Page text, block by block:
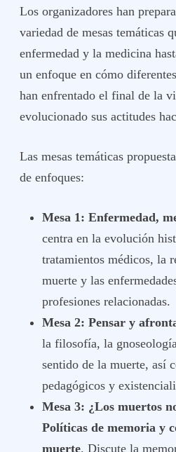
Los organizadores han
variedad de mesas temáticas
enfermedad y la medicina
un enfoque en cómo
han enfrentado el final de la
evolucionado sus actitudes
Las mesas temáticas
de enfoques:
Mesa 1: Enfermedad,
centra en la evolución
tratamientos médicos, la
muerte y las
profesiones relacionadas.
Mesa 2: Pensar y
la filosofía, la
sentido de la muerte, así
pedagógicos y
Mesa 3: ¿Los muertos
Políticas de memoria y
muerte. Discute la